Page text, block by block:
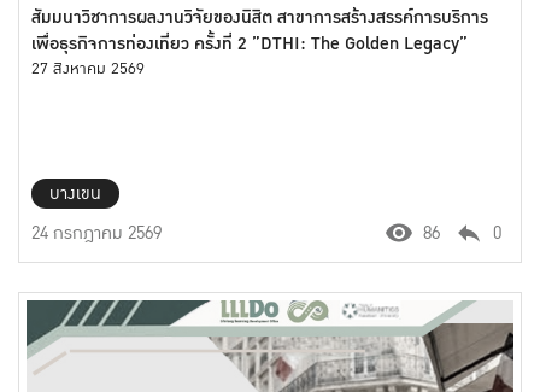
สัมมนาวิชาการผลงานวิจัยของนิสิต สาขาการสร้างสรรค์การบริการ
เพื่อธุรกิจการท่องเที่ยว ครั้งที่ 2 ”DTHI: The Golden Legacy”
27 สิงหาคม 2569
บางเขน
24 กรกฎาคม 2569
86 0